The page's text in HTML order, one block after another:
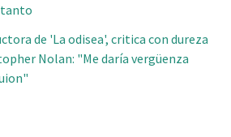
tanto
de 'La odisea', critica con dureza
Nolan: "Me daría vergüenza